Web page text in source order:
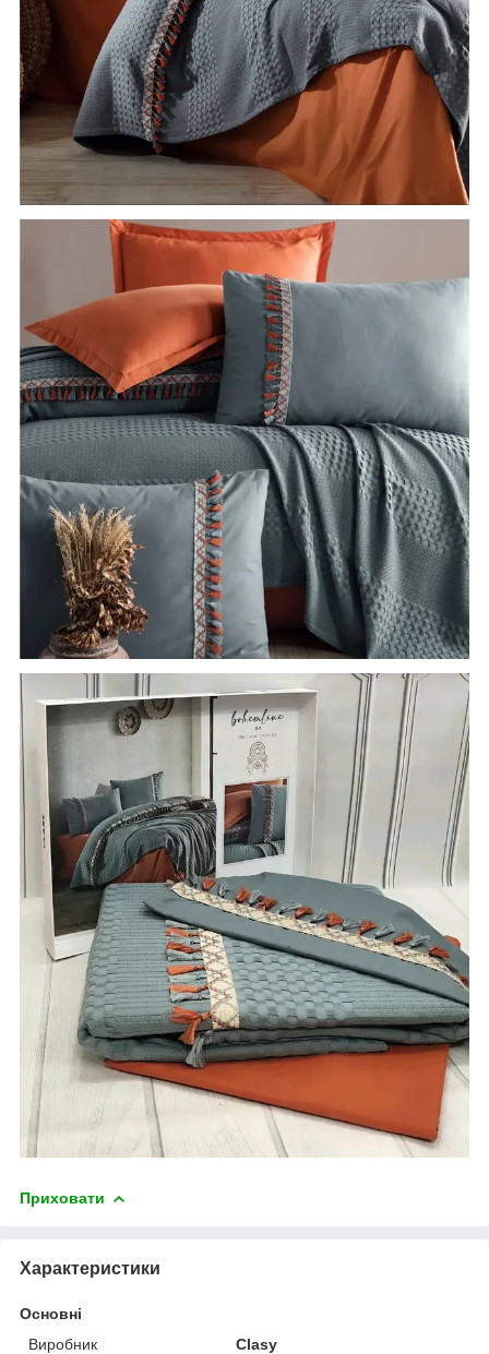
Приховати
Характеристики
Основні
Виробник
Clasy